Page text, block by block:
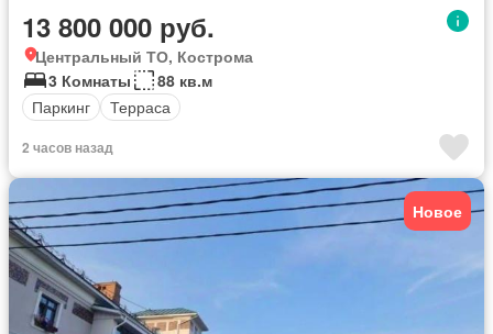
13 800 000 руб.
Центральный ТО, Кострома
3 Комнаты
88 кв.м
Паркинг
Терраса
2 часов назад
Новое